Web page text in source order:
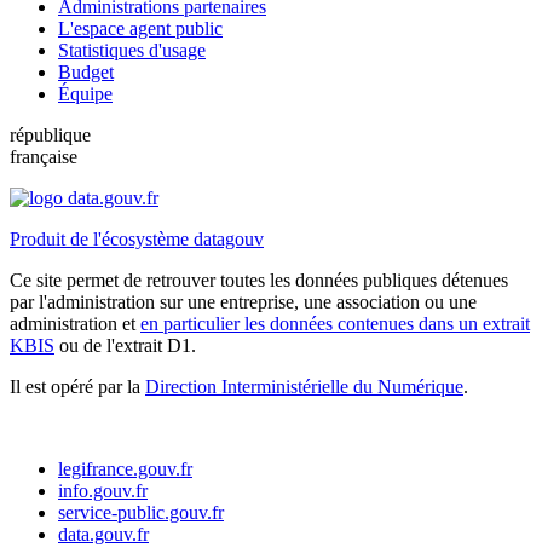
Administrations partenaires
L'espace agent public
Statistiques d'usage
Budget
Équipe
république
française
Produit de l'écosystème datagouv
Ce site permet de retrouver toutes les données publiques détenues
par l'administration sur une entreprise, une association ou une
administration et en particulier les données contenues dans un extrait
KBIS ou de l'extrait D1.
Il est opéré par la Direction Interministérielle du Numérique.
legifrance.gouv.fr
info.gouv.fr
service-public.gouv.fr
data.gouv.fr